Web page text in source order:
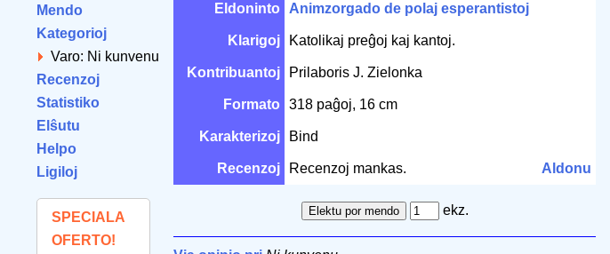
Mendo
Kategorioj
Varo: Ni kunvenu
Recenzoj
Statistiko
Elŝutu
Helpo
Ligiloj
SPECIALA
OFERTO!
Eldoninto Animzorgado de polaj esperantistoj
Klarigoj Katolikaj preĝoj kaj kantoj.
Kontribuantoj Prilaboris J. Zielonka
Formato 318 paĝoj, 16 cm
Karakterizoj Bind
Recenzoj Recenzoj mankas. Aldonu
ekz.